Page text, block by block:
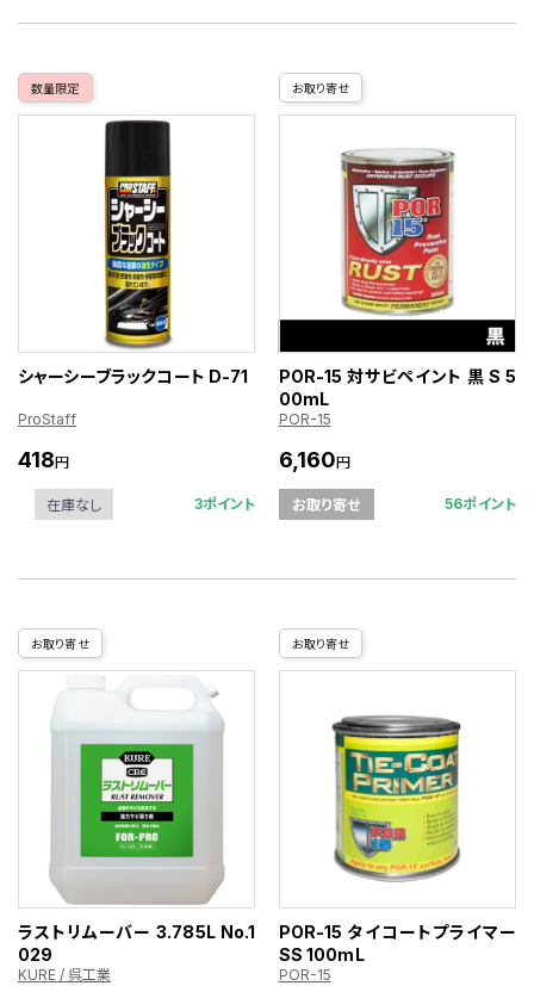
数量限定
シャーシーブラックコート D-71
ProStaff
418円
在庫なし 3ポイント
お取り寄せ
POR-15 対サビペイント 黒 S 5
00mL
POR-15
6,160円
お取り寄せ 56ポイント
お取り寄せ
ラストリムーバー 3.785L No.1
029
KURE / 呉工業
お取り寄せ
POR-15 タイコートプライマー
SS 100mL
POR-15